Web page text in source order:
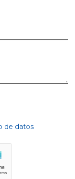
de datos